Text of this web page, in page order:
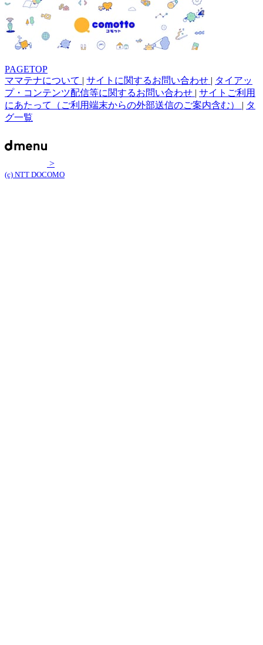
PAGETOP
ママテナについて | サイトに関するお問い合わせ | タイアッ
プ・コンテンツ配信等に関するお問い合わせ | サイトご利用
にあたって（ご利用端末からの外部送信のご案内含む） | タ
グ一覧
>
(c) NTT DOCOMO